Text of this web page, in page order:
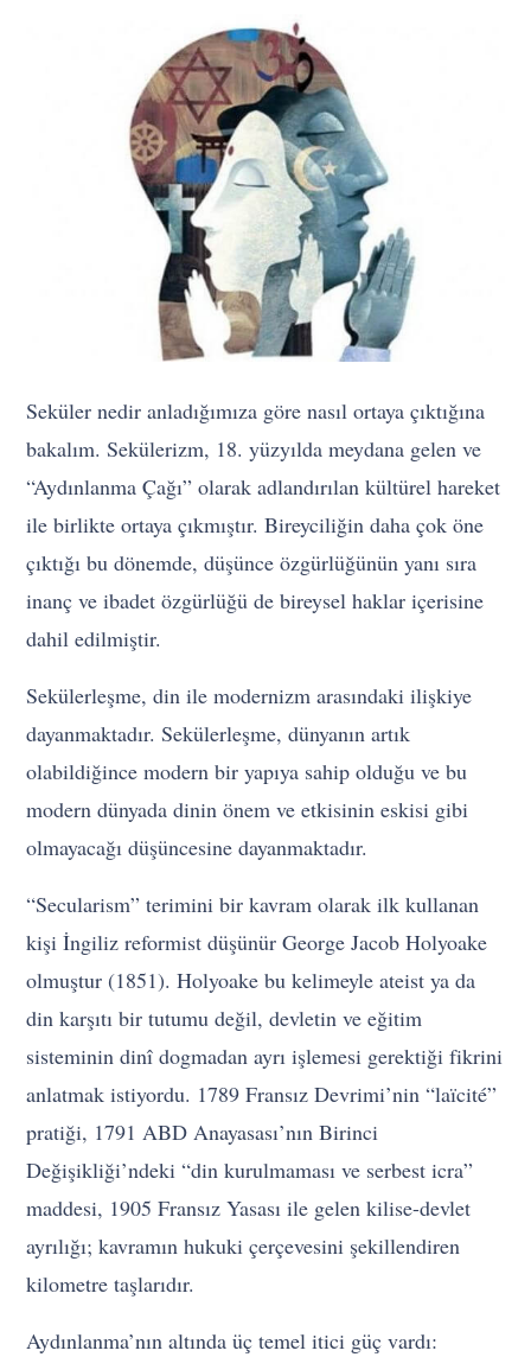
Seküler nedir anladığımıza göre nasıl ortaya çıktığına
bakalım. Sekülerizm, 18. yüzyılda meydana gelen ve
“Aydınlanma Çağı” olarak adlandırılan kültürel hareket
ile birlikte ortaya çıkmıştır. Bireyciliğin daha çok öne
çıktığı bu dönemde, düşünce özgürlüğünün yanı sıra
inanç ve ibadet özgürlüğü de bireysel haklar içerisine
dahil edilmiştir.
Sekülerleşme, din ile modernizm arasındaki ilişkiye
dayanmaktadır. Sekülerleşme, dünyanın artık
olabildiğince modern bir yapıya sahip olduğu ve bu
modern dünyada dinin önem ve etkisinin eskisi gibi
olmayacağı düşüncesine dayanmaktadır.
“Secularism” terimini bir kavram olarak ilk kullanan
kişi İngiliz reformist düşünür George Jacob Holyoake
olmuştur (1851). Holyoake bu kelimeyle ateist ya da
din karşıtı bir tutumu değil, devletin ve eğitim
sisteminin dinî dogmadan ayrı işlemesi gerektiği fikrini
anlatmak istiyordu. 1789 Fransız Devrimi’nin “laïcité”
pratiği, 1791 ABD Anayasası’nın Birinci
Değişikliği’ndeki “din kurulmaması ve serbest icra”
maddesi, 1905 Fransız Yasası ile gelen kilise-devlet
ayrılığı; kavramın hukuki çerçevesini şekillendiren
kilometre taşlarıdır.
Aydınlanma’nın altında üç temel itici güç vardı: